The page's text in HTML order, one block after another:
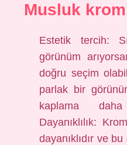
Musluk
Estetik tercih:
görünüm
doğru seçim
parlak bir
kaplama
Dayanıklılık:
dayanıklıdır ve